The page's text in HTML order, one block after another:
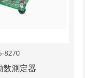
8270
数測定器